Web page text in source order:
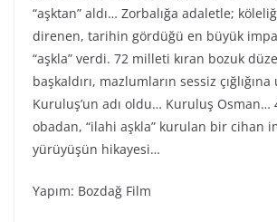
“aşktan” aldı… Zorbalığa adaletle;
direnen, tarihin gördüğü en büyük
“aşkla” verdi. 72 milleti kıran bozuk
başkaldırı, mazlumların sessiz
Kuruluş’un adı oldu… Kuruluş Osman…
obadan, “ilahi aşkla” kurulan bir cihan
yürüyüşün hikayesi…
Yapım: Bozdağ Film